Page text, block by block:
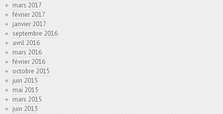
mars 2017
février 2017
janvier 2017
septembre 2016
avril 2016
mars 2016
février 2016
octobre 2015
juin 2015
mai 2015
mars 2015
juin 2013